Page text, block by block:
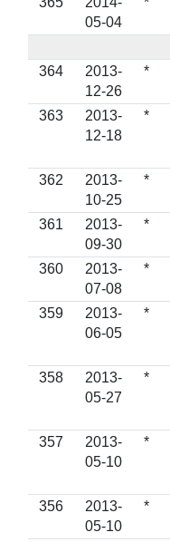
05-04
364
2013-
12-26
*
363
2013-
12-18
*
362
2013-
10-25
*
361
2013-
09-30
*
360
2013-
07-08
*
359
2013-
06-05
*
358
2013-
05-27
*
357
2013-
05-10
*
356
2013-
05-10
*